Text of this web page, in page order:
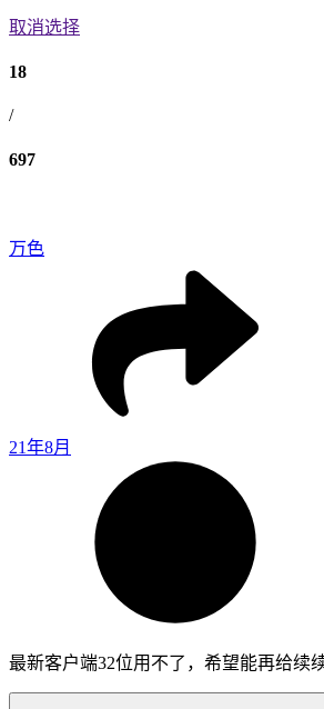
取消选择
18
/
697
万色
21年8月
最新客户端32位用不了，希望能再给续